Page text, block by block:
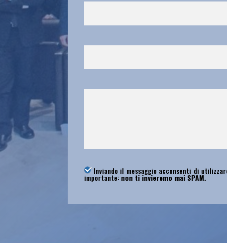
Inviando il messaggio acconsenti di
importante:non ti invieremo mai SPAM.